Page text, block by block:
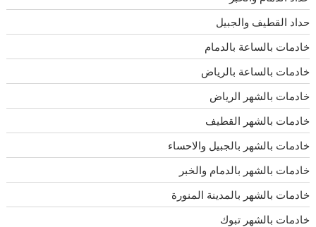
حداد القطيف والجبيل
خادمات بالساعة بالدمام
خادمات بالساعة بالرياض
خادمات بالشهر الرياض
خادمات بالشهر القطيف
خادمات بالشهر بالجبيل والاحساء
خادمات بالشهر بالدمام والخبر
خادمات بالشهر بالمدينة المنورة
خادمات بالشهر تبوك